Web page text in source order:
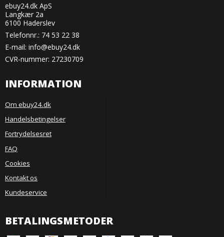
ebuy24.dk ApS
Langkær 2a
6100 Haderslev
Telefonnr.: 74 53 22 38
E-mail: info@ebuy24.dk
CVR-nummer: 27230709
INFORMATION
Om ebuy24.dk
Handelsbetingelser
Fortrydelsesret
FAQ
Cookies
Kontakt os
Kundeservice
BETALINGSMETODER